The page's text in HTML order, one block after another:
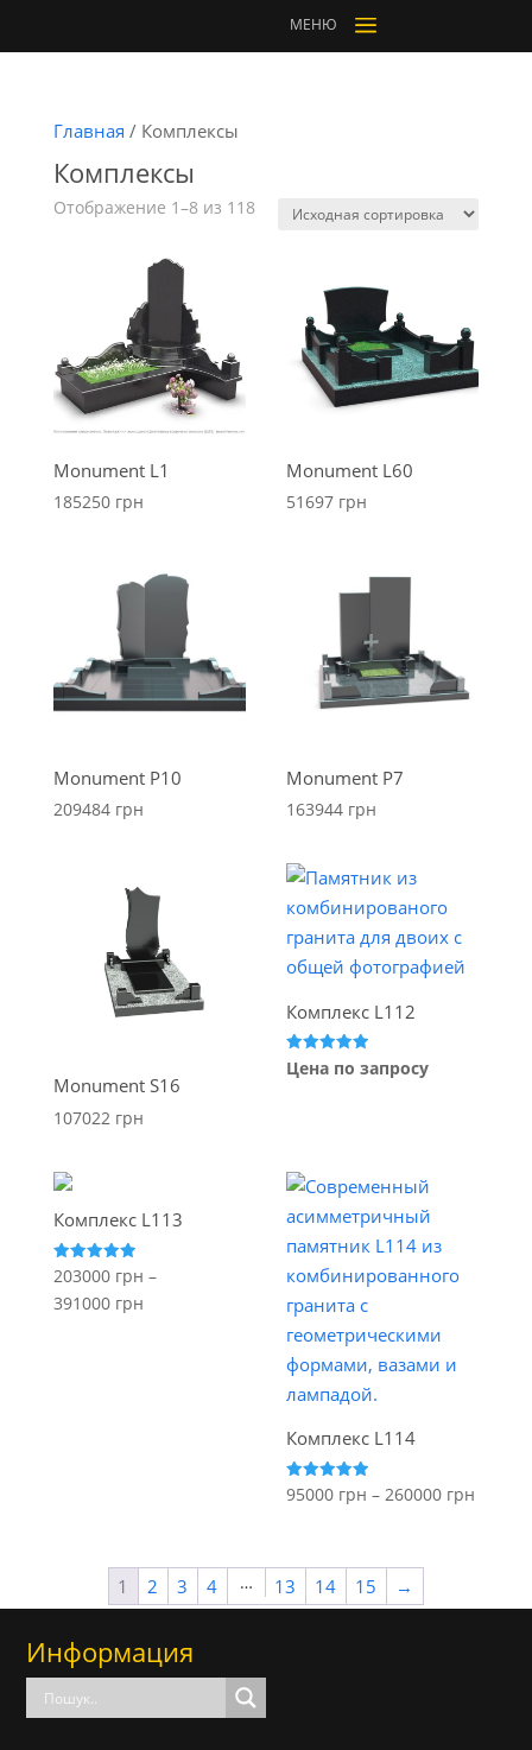
МЕНЮ a
Главная / Комплексы
Комплексы
Отображение 1–8 из 118
Monument L1
185250 грн
Monument L60
51697 грн
Monument P10
209484 грн
Monument P7
163944 грн
Monument S16
107022 грн
Комплекс L112
Оценка
5.00
Цена по запросу
Комплекс L113
Оценка
5.00
из 5
203000 грн –
391000 грнДиапазон
Комплекс L114
Оценка
5.00
95000 грн – 260000 грн
1 2 3 4 … 13 14 15 →
Информация